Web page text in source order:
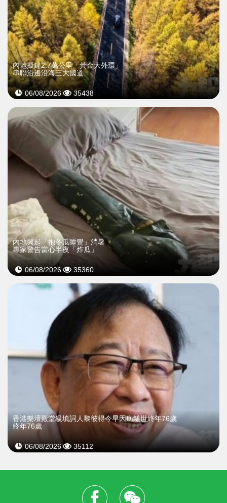
內地擬建2.7萬公里「黃金大外環」
串聯沿邊沿海三大國道
06/08/2026 35438
內地興起「抱冬瓜睡覺」消暑
專家警告當心半夜「炸瓜」
06/08/2026 35360
​香港樂壇殿堂級填詞人黎彼得今早因病離世終年76歲
終年76歲
06/08/2026 35112